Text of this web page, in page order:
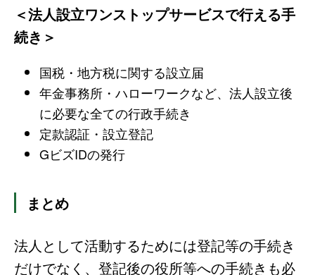
＜法人設立ワンストップサービスで行える手
続き＞
国税・地方税に関する設立届
年金事務所・ハローワークなど、法人設立後
に必要な全ての行政手続き
定款認証・設立登記
GビズIDの発行
まとめ
法人として活動するためには登記等の手続き
だけでなく、登記後の役所等への手続きも必